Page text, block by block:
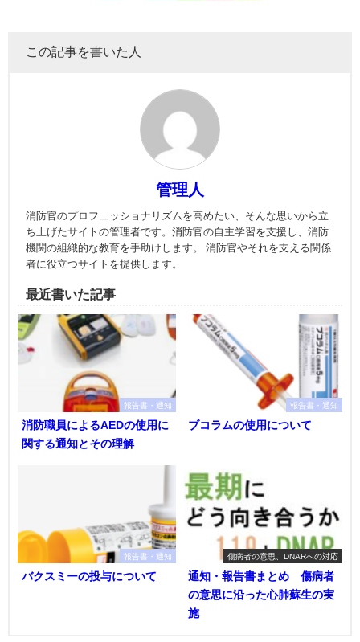
この記事を書いた人
管理人
消防官のプロフェッショナリズムを高めたい、そんな思いから立
ち上げたサイトの管理者です。消防官の自主学習を支援し、消防
機関の組織的な教育を手助けします。 消防官やそれを支える関係
者に役立つサイトを提供します。
最近書いた記事
報告書・通知
消防職員によるAEDの使用に
関する通知とその理解
報告書・通知
ブコラムの使用について
報告書・通知
バクスミーの投与について
傷病者の意思、DNARへの対応
通知・報告書まとめ 傷病者
の意思に沿った心肺蘇生の実
施